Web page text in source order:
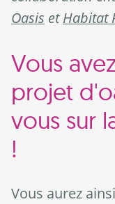
Oasis etHabitat
Vous
projet
vous sur
!
Vous aurez